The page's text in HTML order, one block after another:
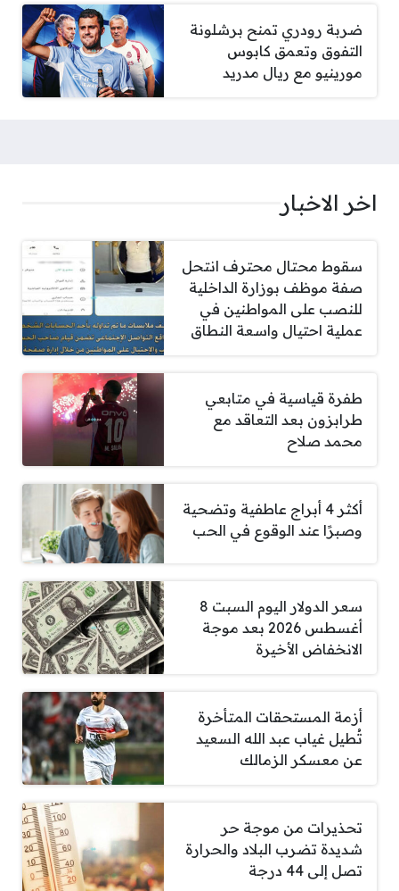
ضربة رودري تمنح برشلونة
التفوق وتعمق كابوس
مورينيو مع ريال مدريد
اخر الاخبار
سقوط محتال محترف انتحل
صفة موظف بوزارة الداخلية
للنصب على المواطنين في
عملية احتيال واسعة النطاق
طفرة قياسية في متابعي
طرابزون بعد التعاقد مع
محمد صلاح
أكثر 4 أبراج عاطفية وتضحية
وصبرًا عند الوقوع في الحب
سعر الدولار اليوم السبت 8
أغسطس 2026 بعد موجة
الانخفاض الأخيرة
أزمة المستحقات المتأخرة
تُطيل غياب عبد الله السعيد
عن معسكر الزمالك
تحذيرات من موجة حر
شديدة تضرب البلاد والحرارة
تصل إلى 44 درجة